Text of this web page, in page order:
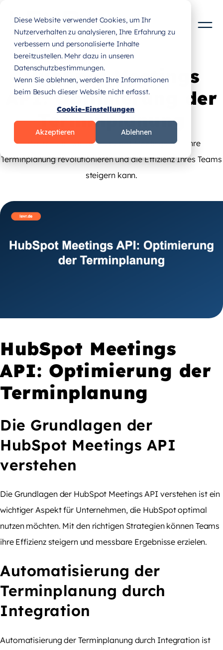
Diese Website verwendet Cookies, um Ihr
Nutzerverhalten zu analysieren, Ihre Erfahrung zu
verbessern und personalisierte Inhalte
bereitzustellen. Mehr dazu in unseren
Datenschutzbestimmungen.
Wenn Sie ablehnen, werden Ihre Informationen
beim Besuch dieser Website nicht erfasst.
Cookie-Einstellungen
Akzeptieren Ablehnen
HubSpot Meetings
API: Optimierung der
Terminplanung
Erfahren Sie, wie die HubSpot Meetings API Ihre
Terminplanung revolutionieren und die Effizienz Ihres Teams
steigern kann.
HubSpot Meetings
API: Optimierung der
Terminplanung
Die Grundlagen der
HubSpot Meetings API
verstehen
Die Grundlagen der HubSpot Meetings API verstehen ist ein
wichtiger Aspekt für Unternehmen, die HubSpot optimal
nutzen möchten. Mit den richtigen Strategien können Teams
ihre Effizienz steigern und messbare Ergebnisse erzielen.
Automatisierung der
Terminplanung durch
Integration
Automatisierung der Terminplanung durch Integration ist